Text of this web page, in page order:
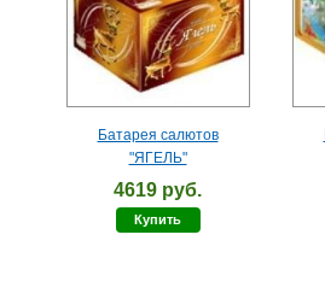
Батарея салютов
"ЯГЕЛЬ"
4619 руб.
Купить